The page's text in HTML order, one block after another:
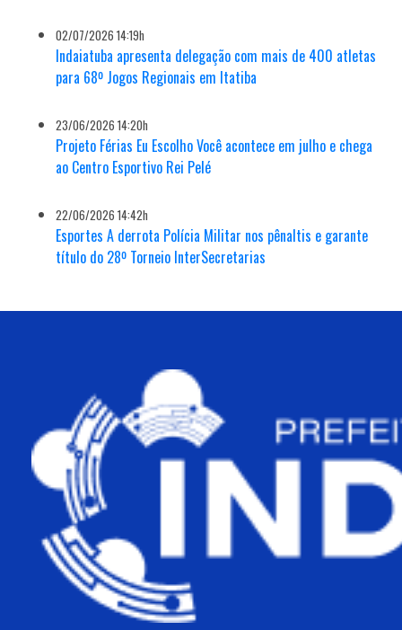
02/07/2026 14:19h
Indaiatuba apresenta delegação com mais de 400 atletas
para 68º Jogos Regionais em Itatiba
23/06/2026 14:20h
Projeto Férias Eu Escolho Você acontece em julho e chega
ao Centro Esportivo Rei Pelé
22/06/2026 14:42h
Esportes A derrota Polícia Militar nos pênaltis e garante
título do 28º Torneio InterSecretarias